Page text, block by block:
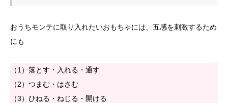
おうちモンテに取り入れたいおもちゃには、五感を刺激するため
にも
（1）落とす・入れる・通す
（2）つまむ・はさむ
（3）ひねる・ねじる・開ける